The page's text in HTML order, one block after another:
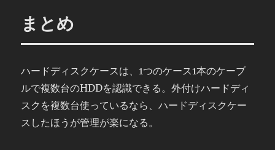
まとめ
ハードディスクケースは、1つのケース1本のケーブ
ルで複数台のHDDを認識できる。外付けハードディ
スクを複数台使っているなら、ハードディスクケー
スしたほうが管理が楽になる。